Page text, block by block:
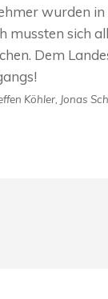
wurden
mussten sich
Dem
Köhler, Jonas